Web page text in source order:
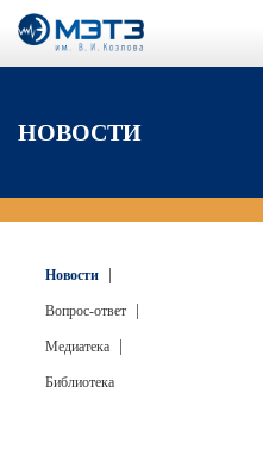
НОВОСТИ
Новости
Вопрос-ответ
Медиатека
Библиотека